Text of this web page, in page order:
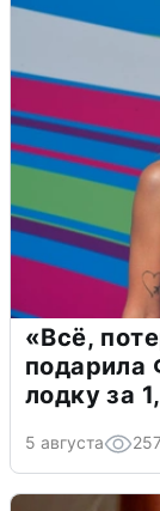
«Всё,
подарила
лодку за
5 августа 257